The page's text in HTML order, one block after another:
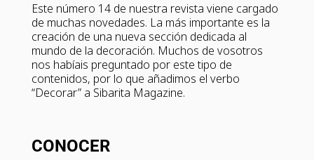
Este número 14 de nuestra revista viene cargado
de muchas novedades. La más importante es la
creación de una nueva sección dedicada al
mundo de la decoración. Muchos de vosotros
nos habíais preguntado por este tipo de
contenidos, por lo que añadimos el verbo
“Decorar” a Sibarita Magazine.
CONOCER